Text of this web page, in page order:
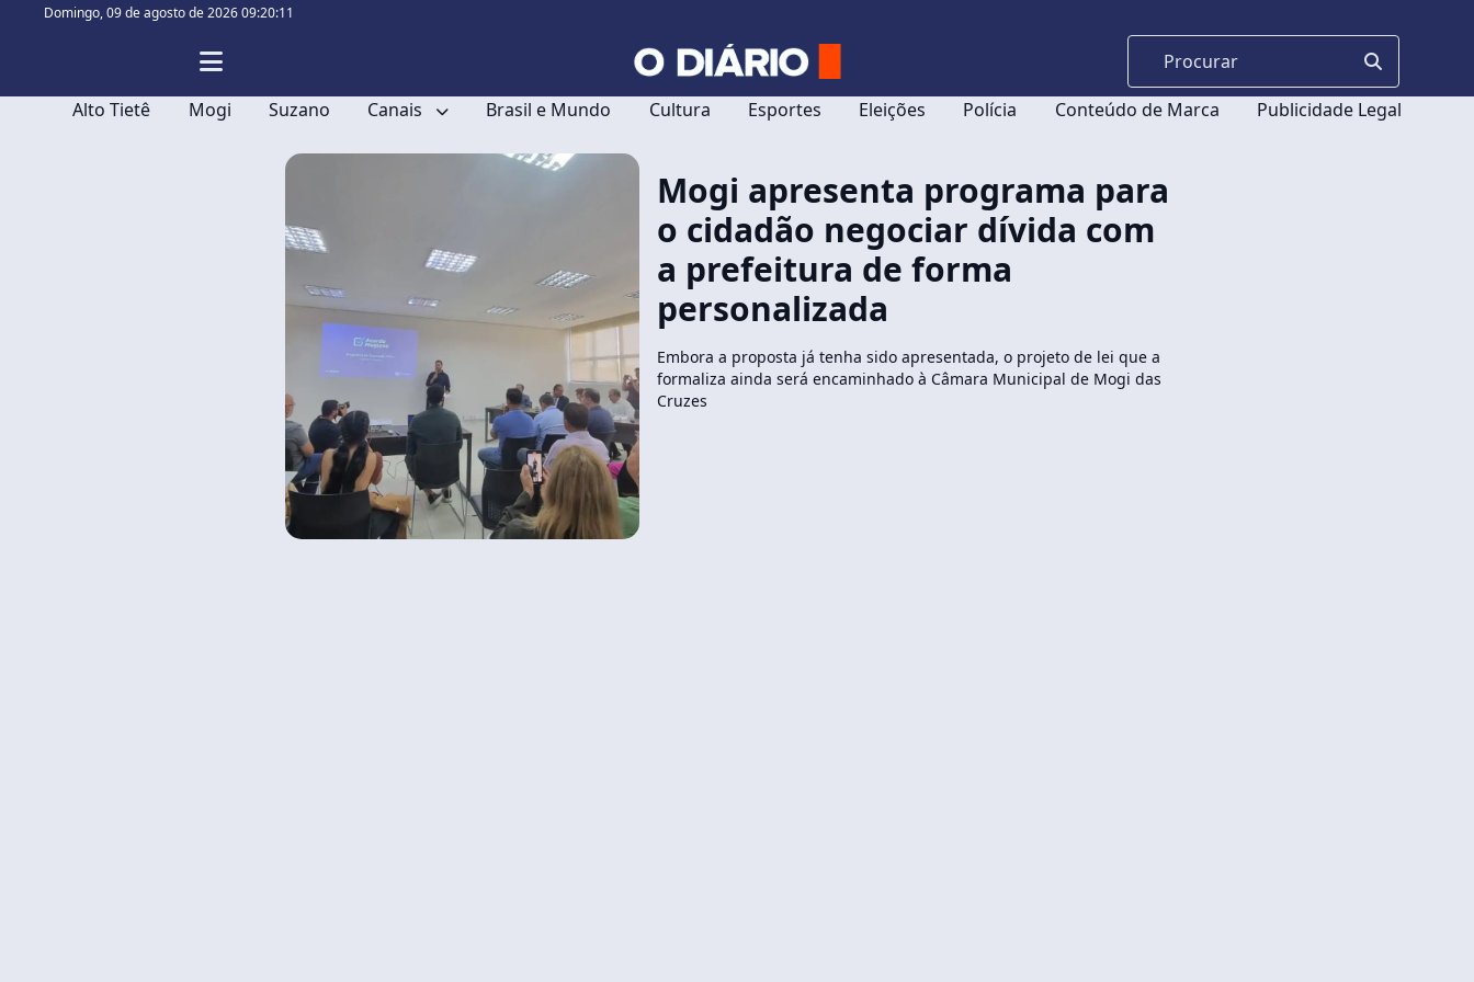
Domingo,09 de agosto de 2026 09:20:11
Alto Tietê Mogi Suzano Canais Brasil e Mundo Cultura Esportes Eleições Polícia Conteúdo de Marca Publicidade Legal
Mogi apresenta programa para
o cidadão negociar dívida com
a prefeitura de forma
personalizada
Embora a proposta já tenha sido apresentada, o projeto de lei que a
formaliza ainda será encaminhado à Câmara Municipal de Mogi das
Cruzes